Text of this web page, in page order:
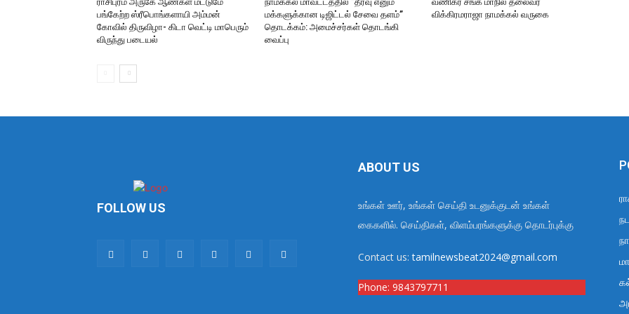
பங்கேற்ற ஸ்ரீபொங்களாயி அம்மன்
கோவில் திருவிழா- கிடா வெட்டி மாபெரும்
விருந்து படையல்
மக்களுக்கான டிஜிட்டல் சேவை தளம்”
தொடக்கம்: அமைச்சர்கள் தொடங்கி
வைப்பு
விக்கிரமராஜா நாமக்கல் வருகை
FOLLOW US
ABOUT US
உங்கள் ஊர், உங்கள் செய்தி உடனுக்குடன் உங்கள்
கைகளில். செய்திகள், விளம்பரங்களுக்கு தொடர்புக்கு
Contact us:tamilnewsbeat2024@gmail.com
Phone: 9843797711